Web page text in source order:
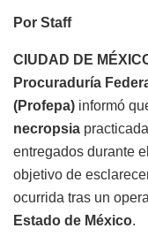
Por Staff
CIUDAD DE
Procuraduría
(Profepa) informó
necropsia
entregados durante
objetivo de
ocurrida tras un
Estado de México.